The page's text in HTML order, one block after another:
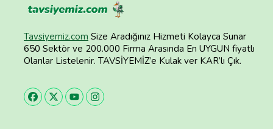
Tavsiyemiz.com Size Aradığınız Hizmeti Kolayca Sunar
650 Sektör ve 200.000 Firma Arasında En UYGUN fiyatlı
Olanlar Listelenir. TAVSİYEMİZ’e Kulak ver KAR’lı Çık.